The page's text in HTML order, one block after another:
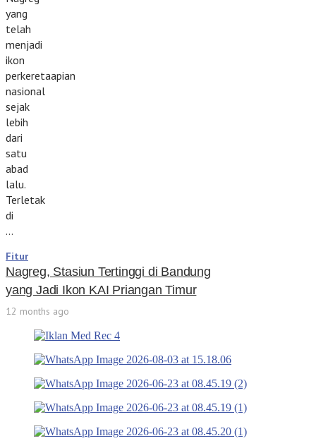
yang
telah
menjadi
ikon
perkeretaapian
nasional
sejak
lebih
dari
satu
abad
lalu.
Terletak
di
…
Fitur
Nagreg, Stasiun Tertinggi di Bandung
yang Jadi Ikon KAI Priangan Timur
12 months ago